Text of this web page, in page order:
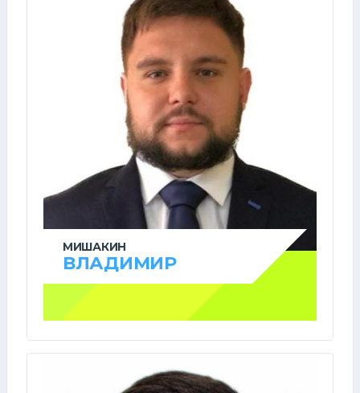
МИШАКИН
ВЛАДИМИР